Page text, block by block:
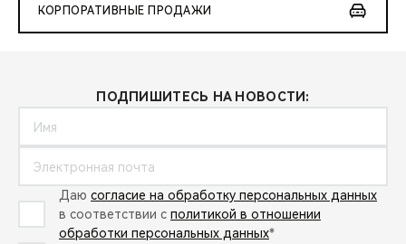
КОРПОРАТИВНЫЕ ПРОДАЖИ
ПОДПИШИТЕСЬ НА НОВОСТИ:
Даю согласие на обработку персональных данных
в соответствии с политикой в отношении
обработки персональных данных*